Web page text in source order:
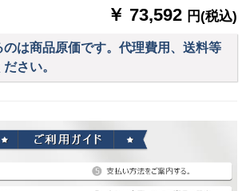
￥ 73,592 円(税込)
のは商品原価です。代理費用、送料等
さい。